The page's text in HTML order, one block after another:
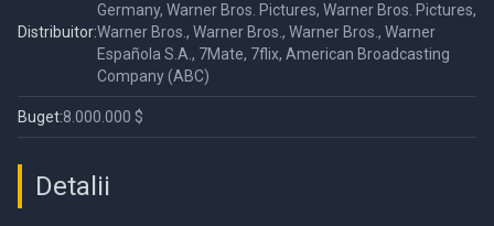
Distribuitor:
Germany, Warner Bros. Pictures, Warner Bros. Pictures,
Warner Bros., Warner Bros., Warner Bros., Warner
Española S.A., 7Mate, 7flix, American Broadcasting
Company (ABC)
Buget:8.000.000 $
Detalii